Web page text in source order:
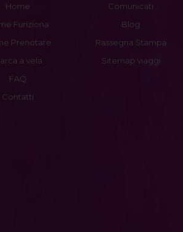
Home
Funziona
Prenotare
a vela
FAQ
Contatti
Comunicati
Blog
Rassegna Stampa
Sitemap viaggi